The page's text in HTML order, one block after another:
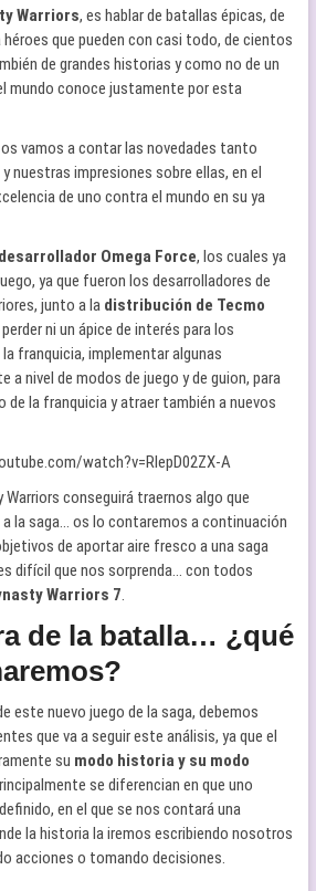
Warriors, es hablar de batallas épicas, de
que pueden con casi todo, de cientos
de grandes historias y como no de un
mundo conoce justamente por esta
vamos a contar las novedades tanto
nuestras impresiones sobre ellas, en el
de uno contra el mundo en su ya
Omega Force, los cuales ya
ya que fueron los desarrolladores de
junto a la distribución de Tecmo
ni un ápice de interés para los
franquicia, implementar algunas
a nivel de modos de juego y de guion, para
de la franquicia y atraer también a nuevos
watch?v=RlepD02ZX-A
conseguirá traernos algo que
la saga… os lo contaremos a continuación
de aportar aire fresco a una saga
difícil que nos sorprenda… con todos
Warriors 7.
de la batalla… ¿qué
este nuevo juego de la saga, debemos
que va a seguir este análisis, ya que el
su modo historia y su modo
se diferencian en que uno
en el que se nos contará una
la historia la iremos escribiendo nosotros
acciones o tomando decisiones.